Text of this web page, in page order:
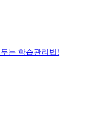
는 학습관리법!